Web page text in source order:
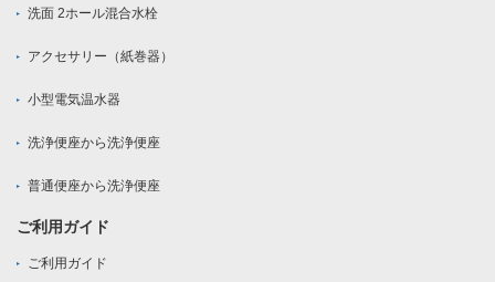
洗面 2ホール混合水栓
アクセサリー（紙巻器）
小型電気温水器
洗浄便座から洗浄便座
普通便座から洗浄便座
ご利用ガイド
ご利用ガイド